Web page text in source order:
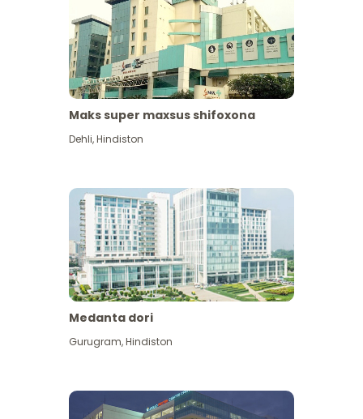
Maks super maxsus shifoxona
Dehli,Hindiston
Medanta dori
Gurugram,Hindiston